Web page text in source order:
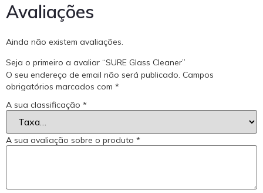
Avaliações
Ainda não existem avaliações.
Seja o primeiro a avaliar “SURE Glass Cleaner”
O seu endereço de email não será publicado. Campos
obrigatórios marcados com *
A sua classificação *
A sua avaliação sobre o produto *